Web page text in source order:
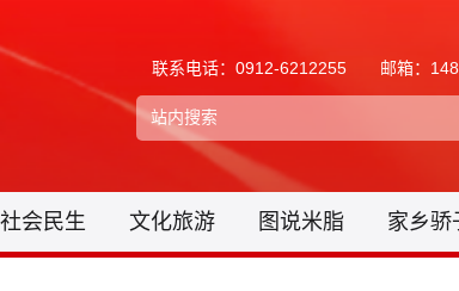
联系电话：0912-6212255 邮箱：
社会民生 文化旅游 图说米脂 家乡骄